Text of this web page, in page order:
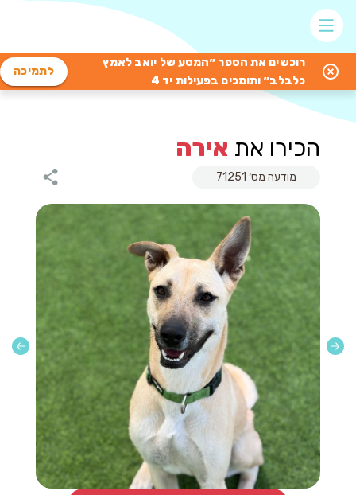
רוכשים את הספר ״המסע של יואב לאמץ
כלבלב״ ותומכים בפעילות יד 4
לתמיכה
הכירו את אירה
מודעה מס׳ 71251